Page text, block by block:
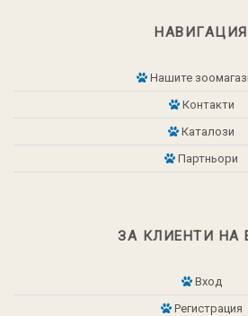
НАВИГАЦИЯ
Нашите
Контакти
Каталози
Партньори
ЗА КЛИЕНТИ НА
Вход
Регистрация